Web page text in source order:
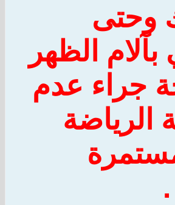
وحتى
بآلام الظهر
جراء عدم
الرياضة